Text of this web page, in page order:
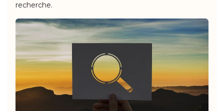
recherche.